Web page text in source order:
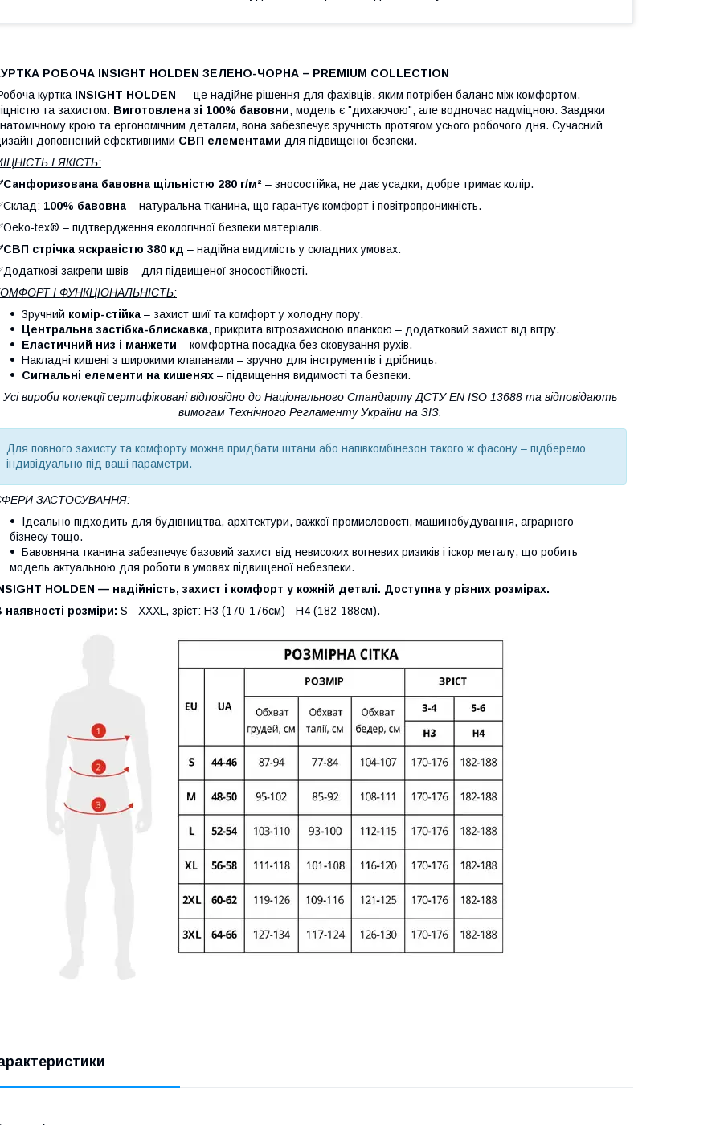
РОБОЧА INSIGHT HOLDEN ЗЕЛЕНО-ЧОРНА – PREMIUM COLLECTION
куртка INSIGHT HOLDEN — це надійне рішення для фахівців, яким потрібен баланс між комфортом,
та захистом. Виготовлена зі 100% бавовни, модель є "дихаючою", але водночас надміцною. Завдяки
крою та ергономічним деталям, вона забезпечує зручність протягом усього робочого дня. Сучасний
доповнений ефективними СВП елементами для підвищеної безпеки.
І ЯКІСТЬ:
бавовна щільністю 280 г/м² – зносостійка, не дає усадки, добре тримає колір.
100% бавовна – натуральна тканина, що гарантує комфорт і повітропроникність.
tex® – підтвердження екологічної безпеки матеріалів.
стрічка яскравістю 380 кд – надійна видимість у складних умовах.
закрепи швів – для підвищеної зносостійкості.
І ФУНКЦІОНАЛЬНІСТЬ:
Зручний комір-стійка – захист шиї та комфорт у холодну пору.
Центральна застібка-блискавка, прикрита вітрозахисною планкою – додатковий захист від вітру.
Еластичний низ і манжети – комфортна посадка без сковування рухів.
Накладні кишені з широкими клапанами – зручно для інструментів і дрібниць.
Сигнальні елементи на кишенях – підвищення видимості та безпеки.
Усі вироби колекції сертифіковані відповідно до Національного Стандарту ДСТУ EN ISO 13688 та відповідають
вимогам Технічного Регламенту України на ЗІЗ.
Для повного захисту та комфорту можна придбати штани або напівкомбінезон такого ж фасону – підберемо
індивідуально під ваші параметри.
ЗАСТОСУВАННЯ:
Ідеально підходить для будівництва, архітектури, важкої промисловості, машинобудування, аграрного
бізнесу тощо.
Бавовняна тканина забезпечує базовий захист від невисоких вогневих ризиків і іскор металу, що робить
модель актуальною для роботи в умовах підвищеної небезпеки.
HOLDEN — надійність, захист і комфорт у кожній деталі. Доступна у різних розмірах.
наявності розміри: S - XXXL, зріст: Н3 (170-176см) - Н4 (182-188см).